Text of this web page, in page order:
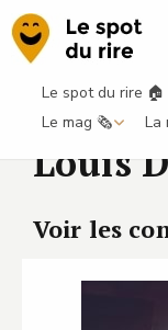
Le spot du rire 🏠
Le mag 🗞️
La
Louis
Voir les